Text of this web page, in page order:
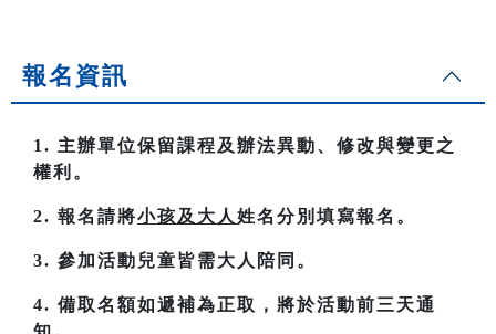
報名資訊
1. 主辦單位保留課程及辦法異動、修改與變更之
權利。
2. 報名請將小孩及大人 姓名分別填寫報名。
3. 參加活動兒童皆需大人陪同。
4. 備取名額如遞補為正取，將於活動前三天通